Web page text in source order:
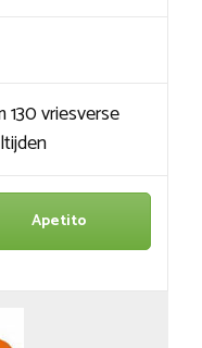
130 vriesverse
Apetito